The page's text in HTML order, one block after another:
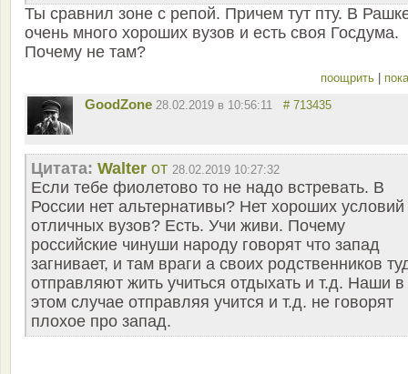
Ты сравнил зоне с репой. Причем тут пту. В
очень много хороших вузов и есть своя Госдума.
Почему не там?
поощрить
GoodZone 28.02.2019 в 10:56:11 # 713435
Цитата: Walter от 28.02.2019 10:27:32
Если тебе фиолетово то не надо встревать. В
России нет альтернативы? Нет хороших условий
отличных вузов? Есть. Учи живи. Почему
российские чинуши народу говорят что запад
загнивает, и там враги а своих родственников
отправляют жить учиться отдыхать и т.д. Наши в
этом случае отправляя учится и т.д. не говорят
плохое про запад.